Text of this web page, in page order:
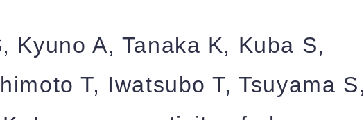
Kyuno A, Tanaka K, Kuba S,
T, Iwatsubo T, Tsuyama S,